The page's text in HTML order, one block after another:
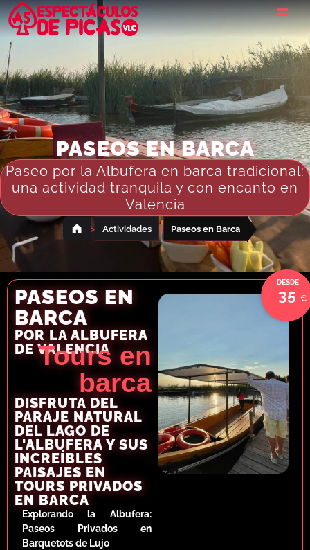
PASEOS EN BARCA
Paseo por la Albufera en barca tradicional:
una actividad tranquila y con encanto en
Valencia
› Actividades › Paseos en Barca
35
PASEOS EN
BARCA
POR LA ALBUFERA
DE VALENCIA
Tours en
barca
DISFRUTA DEL
PARAJE NATURAL
DEL LAGO DE
L'ALBUFERA Y SUS
INCREÍBLES
PAISAJES EN
TOURS PRIVADOS
EN BARCA
Explorando la Albufera:
Paseos Privados en
Barquetots de Lujo